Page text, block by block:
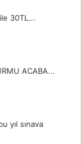
30TL...
ACABA...
yıl sınava